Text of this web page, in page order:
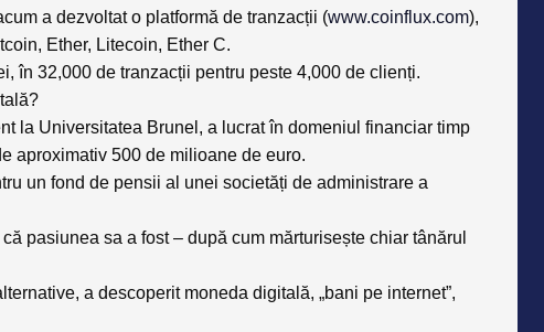
a dezvoltat o platformă de tranzacții (www.coinflux.com),
Ether, Litecoin, Ether C.
în 32,000 de tranzacții pentru peste 4,000 de clienți.
la Universitatea Brunel, a lucrat în domeniul financiar timp
aproximativ 500 de milioane de euro.
un fond de pensii al unei societăți de administrare a
pasiunea sa a fost – după cum mărturisește chiar tânărul
a descoperit moneda digitală, „bani pe internet”,